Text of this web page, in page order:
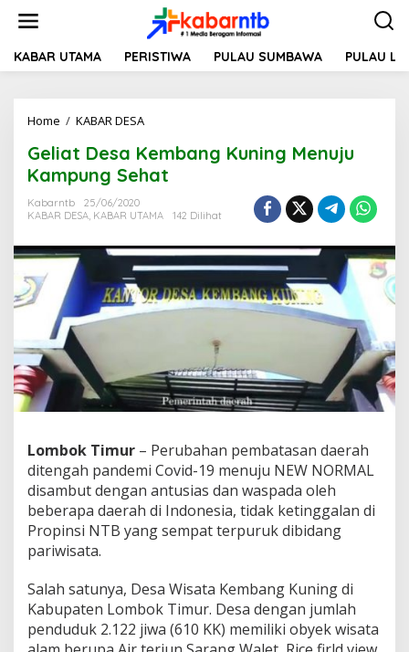
t
KABAR UTAMA PERISTIWA PULAU SUMBAWA PULAU
Home / KABAR DESA
l
i
a
D
s
a
K
e
m
g
K
u
i
n
M
e
n
K
a
m
p
Geliat Desa Kembang Kuning Menuju
Kampung Sehat
Kabarntb
25/06/2020
KABAR DESA, KABAR UTAMA 142 Dilihat
Lombok Timur – Perubahan pembatasan daerah
ditengah pandemi Covid-19 menuju NEW NORMAL
disambut dengan antusias dan waspada oleh
beberapa daerah di Indonesia, tidak ketinggalan di
Propinsi NTB yang sempat terpuruk dibidang
pariwisata.
Salah satunya, Desa Wisata Kembang Kuning di
Kabupaten Lombok Timur. Desa dengan jumlah
penduduk 2.122 jiwa (610 KK) memiliki obyek wisata